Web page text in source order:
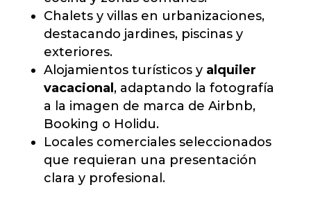
Chalets y villas en urbanizaciones,
destacando jardines, piscinas y
exteriores.
Alojamientos turísticos y alquiler
vacacional , adaptando la fotografía
a la imagen de marca de Airbnb,
Booking o Holidu.
Locales comerciales seleccionados
que requieran una presentación
clara y profesional.